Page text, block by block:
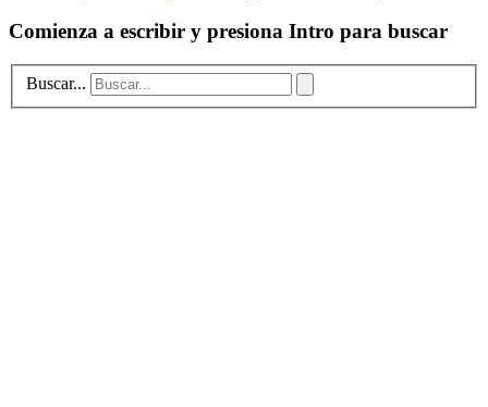
Comienza a escribir y presiona Intro para buscar
Buscar...